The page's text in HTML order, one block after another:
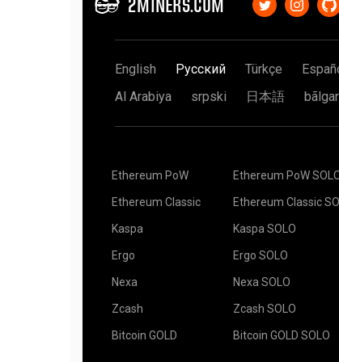
kawpowminer (RVN)
Добавьте stratum+tls:// перед адресом
XMR-Stak (Monero)
Используйте "use_tls": true параметр,
"pool_list": [
"wallet_address": "YOUR_ADDRESS",
"pool_password": "x",
"use_tls": true,
"pool_weight": 1
],
"currency": "monero"
Если вы не знаете что такое SSL
Вы также можете воспользоваться
мониторинга, которые доступны для iOS и
мир, но смысл от этого не меняется.
у вашего друга 9 видеокарт, это
выкинуть 6 намного больше (в 9 раз
значит, что вы не можете его обыграть.
блок — 100$. Вы можете объединится с
потом честно поделить награду: вам —
Читать статью на английском целиком
сверхестественного.
Рекомендуем ознакомиться со статьей
Майню 10 (несколько) часов, не получил
2MINERS.COM
English Русский Türkçe
Al Arabiya
srpski 日本語
Ethereum PoW
Ethereum Classic
Kaspa
Ergo
Nexa
Zcash
Bitcoin GOLD
Ethereum PoW
Ethereum Classic
Kaspa SOLO
Ergo SOLO
Nexa SOLO
Zcash SOLO
Bitcoin GOLD SOLO